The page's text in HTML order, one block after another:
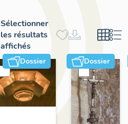
Sélectionner
les résultats
affichés
Dossier Dossier